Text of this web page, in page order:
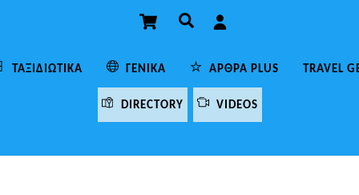
Cart Αναζήτηση
ΤΑΞΙΔΙΩΤΙΚΆ ΓΕΝΙΚΆ ΆΡΘΡΑ PLUS TRAVEL
DIRECTORY VIDEOS